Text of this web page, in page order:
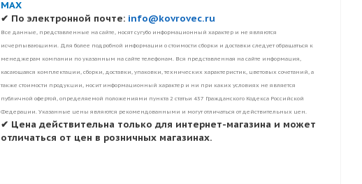
MAX
✔ По электронной почте: info@kovrovec.ru
Все данные, представленные на сайте, носят сугубо информационный характер и не являются
исчерпывающими. Для более подробной информации о стоимости сборки и доставки следует обращаться к
менеджерам компании по указанным на сайте телефонам. Вся представленная на сайте информация,
касающаяся комплектации, сборки, доставки, упаковки, технических характеристик, цветовых сочетаний, а
также стоимости продукции, носит информационный характер и ни при каких условиях не является
публичной офертой, определяемой положениями пункта 2 статьи 437 Гражданского Кодекса Российской
Федерации. Указанные цены являются рекомендованными и могут отличаться от действительных цен.
✔ Цена действительна только для интернет-магазина и может
отличаться от цен в розничных магазинах.